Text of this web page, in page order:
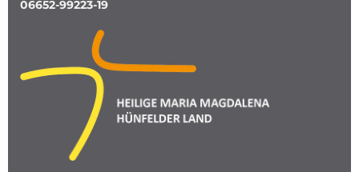
06652-99223-19